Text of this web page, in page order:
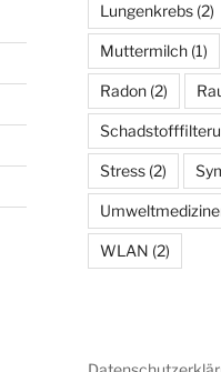
Lungenkrebs(2)
Muttermilch(1)
Radon(2)
Stress(2)
WLAN (2)